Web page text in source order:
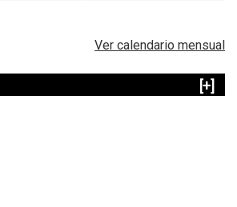
Ver calendario mensual
[+]